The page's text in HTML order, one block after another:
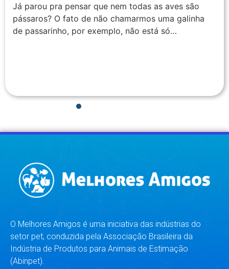
Já parou pra pensar que nem todas as aves são
pássaros? O fato de não chamarmos uma galinha
de passarinho, por exemplo, não está só…
O Melhores Amigos é uma iniciativa das indústrias do
setor pet, conduzida pela Associação Brasileira da
Indústria de Produtos para Animais de Estimação
(Abinpet).